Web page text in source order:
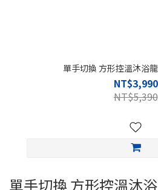
單手切換 方形控溫沐浴
NT$3,990
NT$5,390
單手切換 方形控溫沐